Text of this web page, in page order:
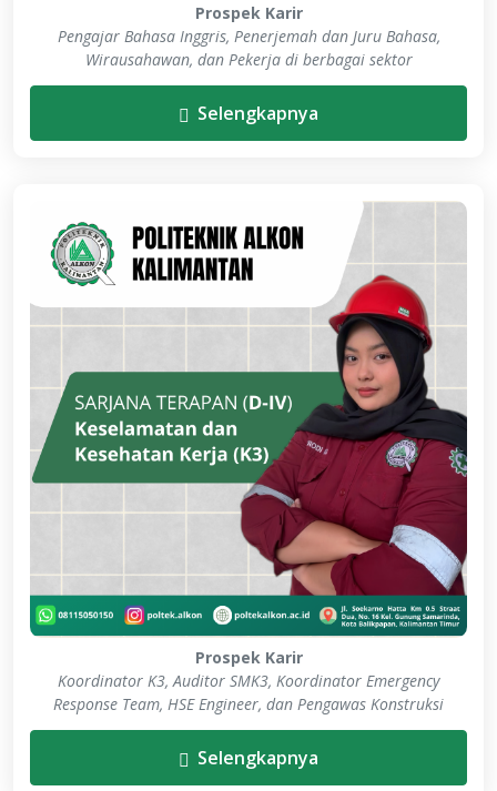
Prospek Karir
Pengajar Bahasa Inggris, Penerjemah dan Juru Bahasa,
Wirausahawan, dan Pekerja di berbagai sektor
Selengkapnya
Prospek Karir
Koordinator K3, Auditor SMK3, Koordinator Emergency
Response Team, HSE Engineer, dan Pengawas Konstruksi
Selengkapnya